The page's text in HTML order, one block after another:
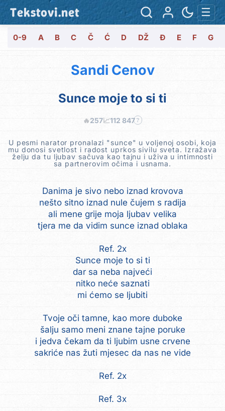
Tekstovi.net ☰
0-9 A B C Č Ć D DŽ Đ E F G
Sandi Cenov
Sunce moje to si ti
🔥257📈112 847 ?
U pesmi narator pronalazi "sunce" u voljenoj osobi, koja
mu donosi svetlost i radost uprkos sivilu sveta. Izražava
želju da tu ljubav sačuva kao tajnu i uživa u intimnosti
sa partnerovim očima i usnama.
Danima je sivo nebo iznad krovova
nešto sitno iznad nule čujem s radija
ali mene grije moja ljubav velika
tjera me da vidim sunce iznad oblaka
Ref. 2x
Sunce moje to si ti
dar sa neba najveći
nitko neće saznati
mi ćemo se ljubiti
Tvoje oči tamne, kao more duboke
šalju samo meni znane tajne poruke
i jedva čekam da ti ljubim usne crvene
sakriće nas žuti mjesec da nas ne vide
Ref. 2x
Ref. 3x